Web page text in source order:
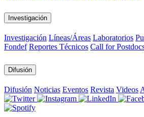
Investigación
Investigación Líneas/Áreas Laboratorios
Fondef Reportes Técnicos Call for
Difusión
Difusión Noticias Eventos Revista Videos